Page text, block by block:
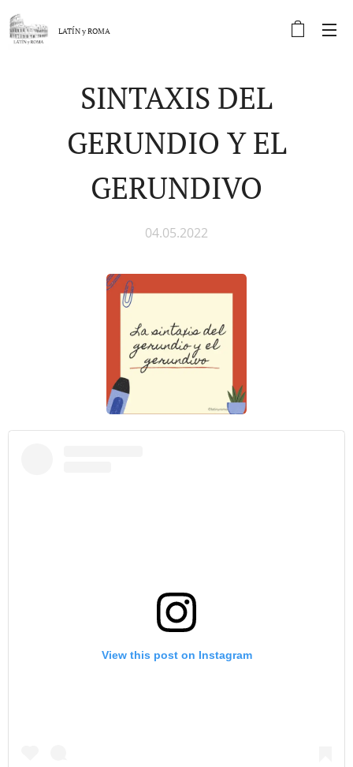
LATÍN yROMA
SINTAXIS DEL
GERUNDIO Y EL
GERUNDIVO
04.05.2022
View this post on Instagram